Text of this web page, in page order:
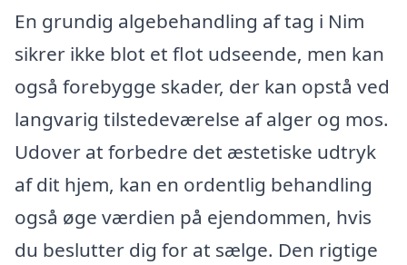
En grundig algebehandling af tag i Nim
sikrer ikke blot et flot udseende, men kan
også forebygge skader, der kan opstå ved
langvarig tilstedeværelse af alger og mos.
Udover at forbedre det æstetiske udtryk
af dit hjem, kan en ordentlig behandling
også øge værdien på ejendommen, hvis
du beslutter dig for at sælge. Den rigtige